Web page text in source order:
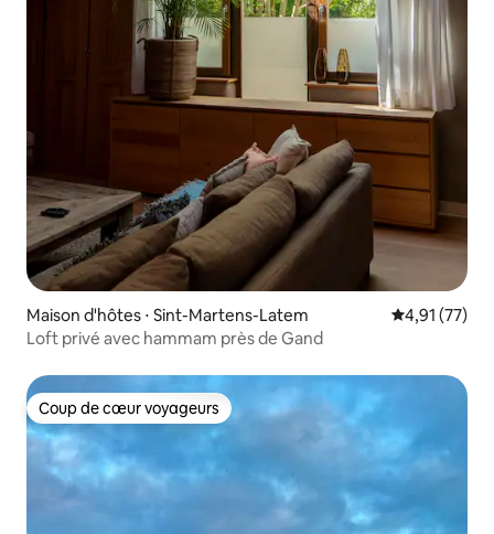
Maison d'hôtes ⋅ Sint-Martens-Latem Évaluation
4,91 (77)
Loft privé avec hammam près de Gand
Coup de cœur voyageurs
Coup de cœur voyageurs